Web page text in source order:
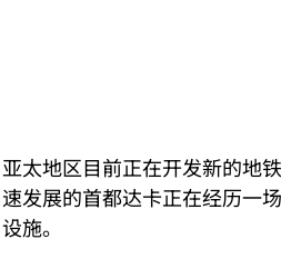
亚太地区目前正在开发新的地
速发展的首都达卡正在经历一
设施。